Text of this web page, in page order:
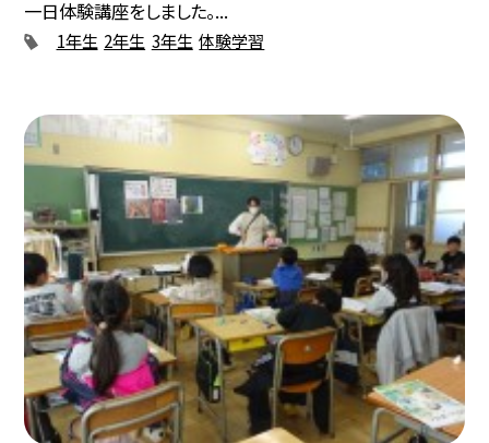
一日体験講座をしました。...
1年生 2年生 3年生 体験学習